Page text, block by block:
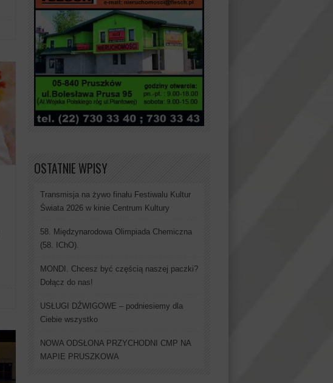
OSTATNIE WPISY
Transmisja na żywo finału Festiwalu Kultur
Świata 2026 w kinie Centrum Kultury
58. Międzynarodowa Olimpiada Chemiczna
(58. IChO).
MONDI. Chcesz być częścią naszej paczki?
Dołącz do nas!
USŁUGI DŹWIGOWE – podniesiemy dla
Ciebie wszystko
NOWA ODSŁONA PRZYCHODNI CMP NA
MAPIE PRUSZKOWA